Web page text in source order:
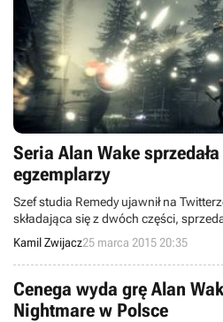
Seria Alan Wake
egzemplarzy
Szef studia Remedy ujawnił na
składająca się z dwóch części,
komputerach PC w nakładzie
egzemplarzy.
Kamil Zwijacz25 marca 2015 20:35
Cenega wyda grę Alan
Nightmare w Polsce